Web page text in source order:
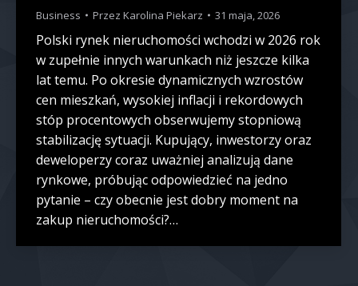
Business Przez Karolina Piekarz 31 maja, 2026
Polski rynek nieruchomości wchodzi w 2026 rok
w zupełnie innych warunkach niż jeszcze kilka
lat temu. Po okresie dynamicznych wzrostów
cen mieszkań, wysokiej inflacji i rekordowych
stóp procentowych obserwujemy stopniową
stabilizację sytuacji. Kupujący, inwestorzy oraz
deweloperzy coraz uważniej analizują dane
rynkowe, próbując odpowiedzieć na jedno
pytanie – czy obecnie jest dobry moment na
zakup nieruchomości?…